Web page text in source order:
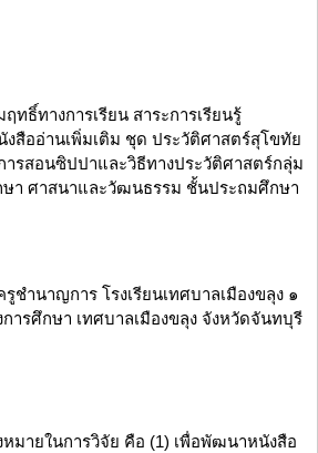
ทธิ์ทางการเรียน สาระการเรียนรู้
สืออ่านเพิ่มเติม ชุด ประวัติศาสตร์สุโขทัย
ารสอนซิปปาและวิธีทางประวัติศาสตร์กลุ่ม
ษา ศาสนาและวัฒนธรรม ชั้นประถมศึกษา
ชำนาญการ โรงเรียนเทศบาลเมืองขลุง ๑
ารศึกษา เทศบาลเมืองขลุง จังหวัดจันทบุรี
มายในการวิจัย คือ (1) เพื่อพัฒนาหนังสือ